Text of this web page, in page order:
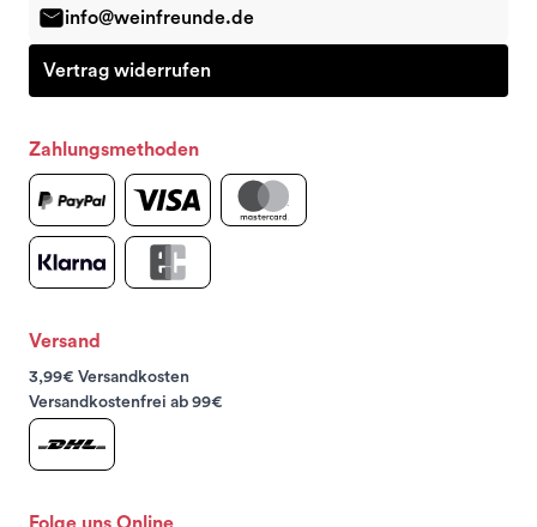
info@weinfreunde.de
Vertrag widerrufen
Zahlungsmethoden
Versand
3,99€ Versandkosten
Versandkostenfrei ab 99€